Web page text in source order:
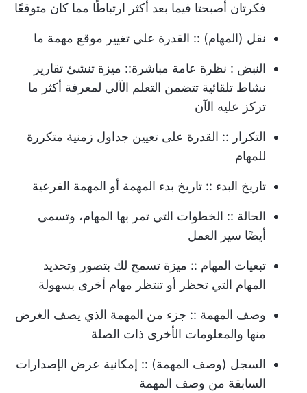
فكرتان أصبحتا فيما بعد أكثر ارتباطًا مما كان متوقعًا
نقل (المهام) :: القدرة على تغيير موقع مهمة ما
النبض : نظرة عامة مباشرة:: ميزة تنشئ تقارير
نشاط تلقائية تتضمن التعلم الآلي لمعرفة أكثر ما
تركز عليه الآن
التكرار :: القدرة على تعيين جداول زمنية متكررة
للمهام
تاريخ البدء :: تاريخ بدء المهمة أو المهمة الفرعية
الحالة :: الخطوات التي تمر بها المهام، وتسمى
أيضًا سير العمل
تبعيات المهام :: ميزة تسمح لك بتصور وتحديد
المهام التي تحظر أو تنتظر مهام أخرى بسهولة
وصف المهمة :: جزء من المهمة الذي يصف الغرض
منها والمعلومات الأخرى ذات الصلة
السجل (وصف المهمة) :: إمكانية عرض الإصدارات
السابقة من وصف المهمة